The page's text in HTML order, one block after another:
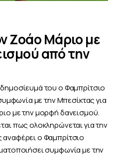
Ζοάο Μάριο με
από την
του ο Φαμπρίτσιο
με την Μπεσίκτας για
με την μορφή δανεισμού.
πως ολοκληρώνεται για την
ο Φαμπρίτσιο
συμφωνία με την